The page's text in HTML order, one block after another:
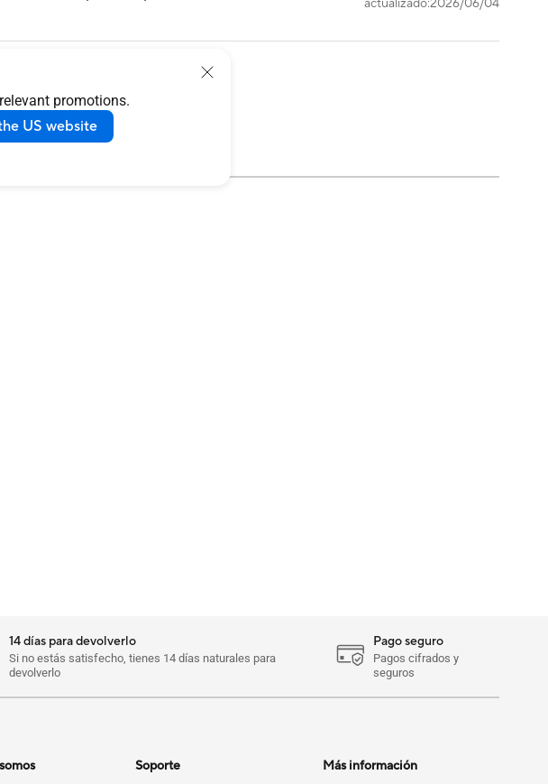
promotions.
US website
actualizado:2026/06/04
14 días para devolverlo
Si no estás satisfecho, tienes 14 días naturales para
devolverlo
Pago seguro
Pagos cifrados y
seguros
Soporte Más información